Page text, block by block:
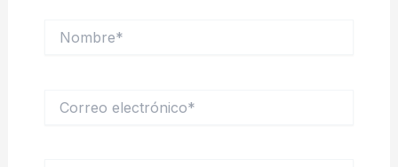
electrónico*